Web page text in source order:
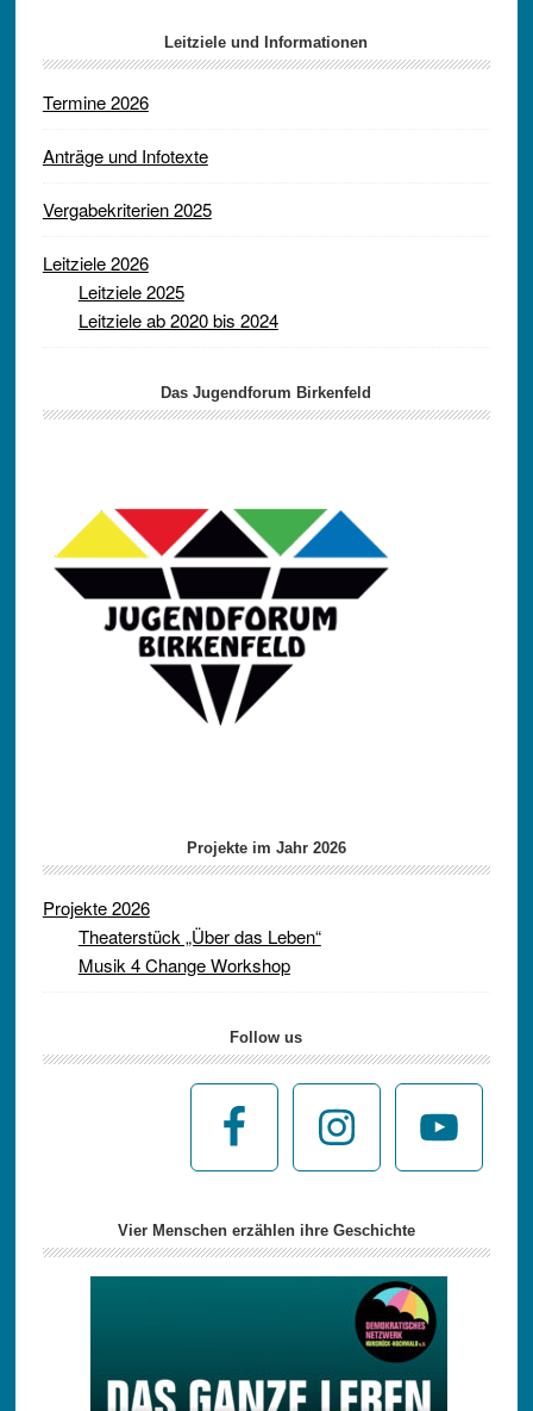
Leitziele und Informationen
Termine 2026
Anträge und Infotexte
Vergabekriterien 2025
Leitziele 2026
Leitziele 2025
Leitziele ab 2020 bis 2024
Das Jugendforum Birkenfeld
Projekte im Jahr 2026
Projekte 2026
Theaterstück „Über das Leben“
Musik 4 Change Workshop
Follow us
Vier Menschen erzählen ihre Geschichte